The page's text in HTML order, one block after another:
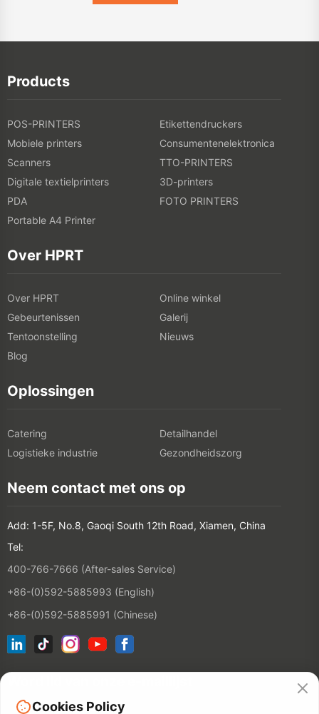
Products
POS-PRINTERS
Etikettendruckers
Mobiele printers
Consumentenelektronica
Scanners
TTO-PRINTERS
Digitale textielprinters
3D-printers
PDA
FOTO PRINTERS
Portable A4 Printer
Over HPRT
Over HPRT
Online winkel
Gebeurtenissen
Galerij
Tentoonstelling
Nieuws
Blog
Oplossingen
Catering
Detailhandel
Logistieke industrie
Gezondheidszorg
Neem contact met ons op
Add: 1-5F, No.8, Gaoqi South 12th Road, Xiamen, China
Tel:
400-766-7666 (After-sales Service)
+86-(0)592-5885993 (English)
+86-(0)592-5885991 (Chinese)
Cookies Policy